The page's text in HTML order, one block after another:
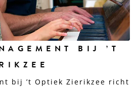
BIJ ’T
bij ’t Optiek Zierikzee richt